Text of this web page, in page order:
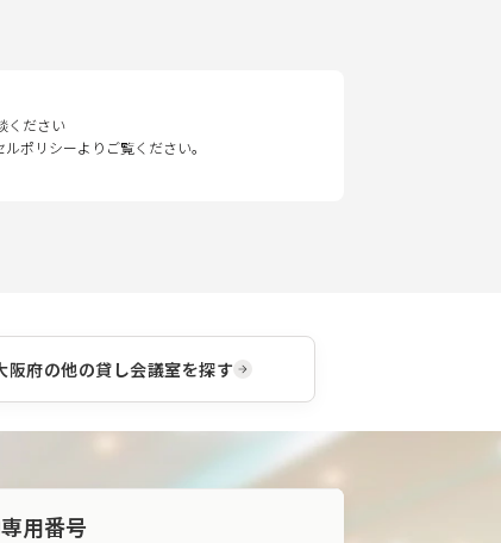
ください
ポリシーよりご覧ください。
阪府の他の貸し会議室を探す
用番号